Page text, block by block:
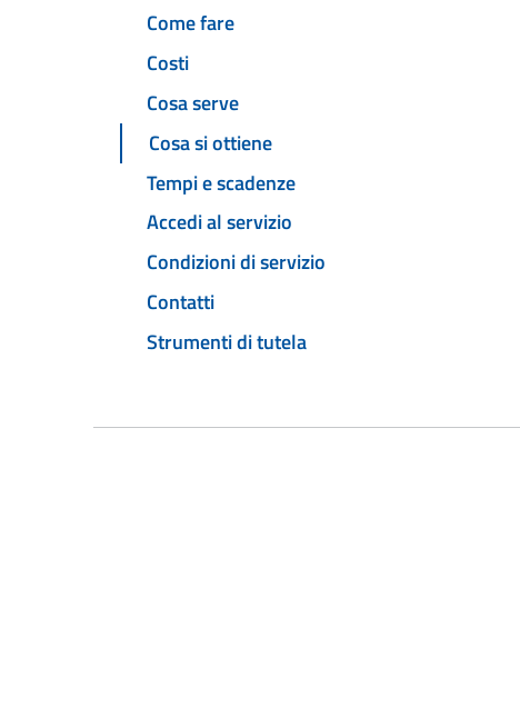
Come fare
Costi
Cosa serve
Cosa si ottiene
Tempi e scadenze
Accedi al servizio
Condizioni di servizio
Contatti
Strumenti di tutela